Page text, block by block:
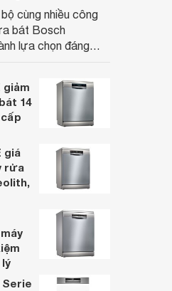
cùng nhiều công
bát Bosch
lựa chọn đáng
giảm
14
giá
rửa
Serie